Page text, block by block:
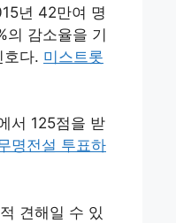
년 42만여 명
의 감소율을 기
호다. 미스트롯
서 125점을 받
명전설 투표하
견해일 수 있